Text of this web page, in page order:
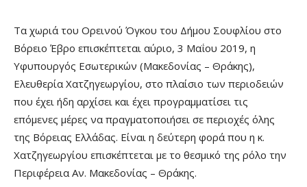
Τα χωριά του Ορεινού Όγκου του Δήμου Σουφλίου στο
Βόρειο Έβρο επισκέπτεται αύριο, 3 Μαΐου 2019, η
Υφυπουργός Εσωτερικών (Μακεδονίας – Θράκης),
Ελευθερία Χατζηγεωργίου, στο πλαίσιο των περιοδειών
που έχει ήδη αρχίσει και έχει προγραμματίσει τις
επόμενες μέρες να πραγματοποιήσει σε περιοχές όλης
της Βόρειας Ελλάδας. Είναι η δεύτερη φορά που η κ.
Χατζηγεωργίου επισκέπτεται με το θεσμικό της ρόλο την
Περιφέρεια Αν. Μακεδονίας – Θράκης.